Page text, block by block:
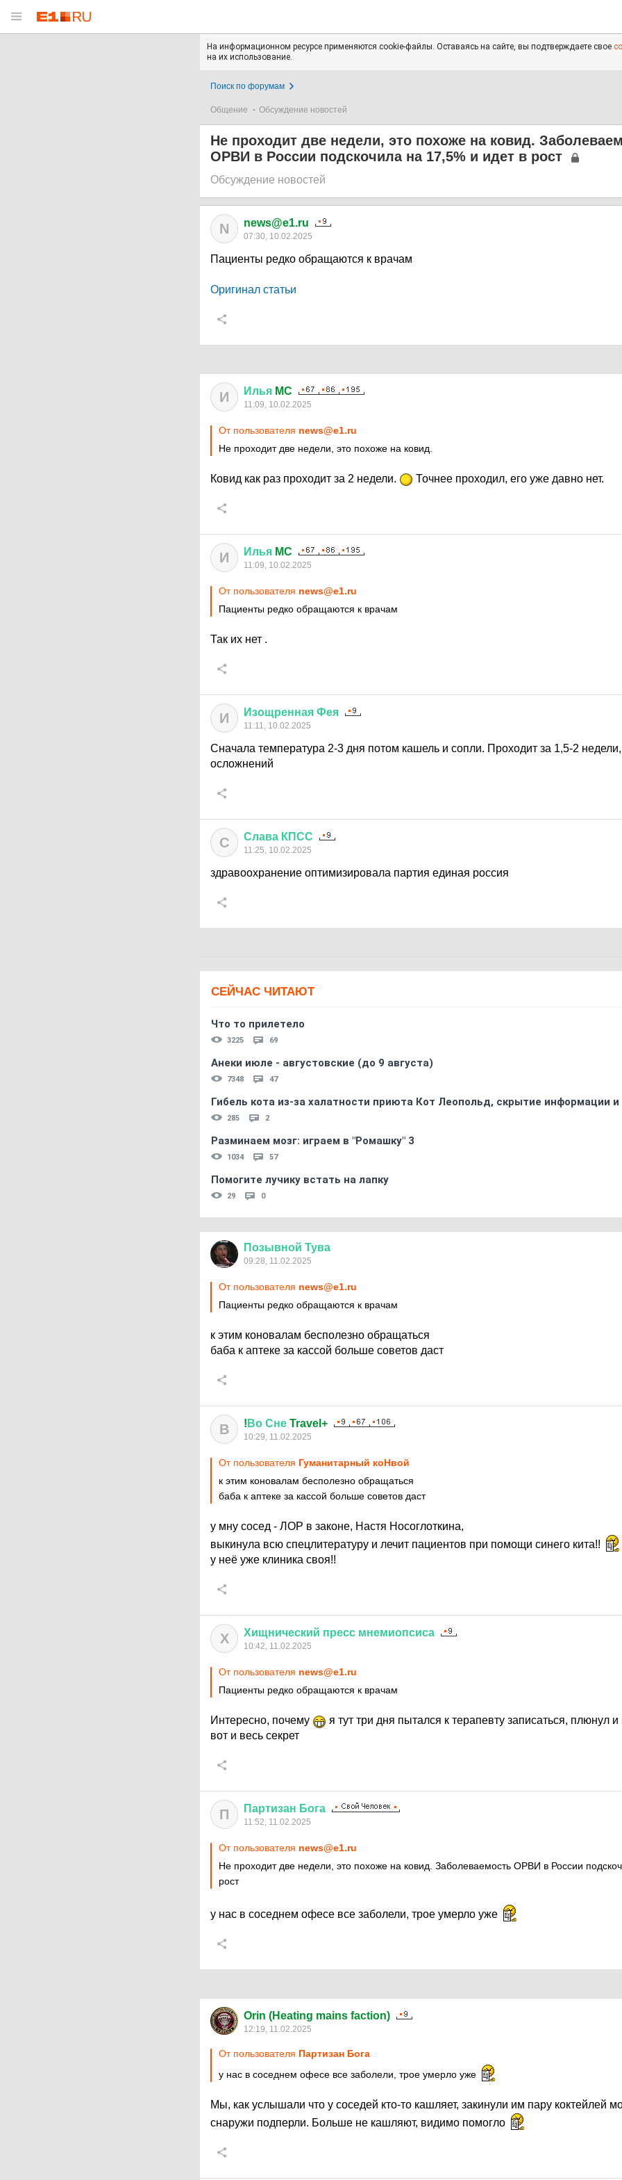
На информационном ресурсе применяются cookie-файлы. Оставаясь на сайте, вы подтверждаете свое
на их использование.
Поиск по форумам
Общение Обсуждение новостей
Не проходит две недели, это похоже на ковид.
ОРВИ в России подскочила на 17,5% и идет в рост
Обсуждение новостей
N news@e1.ru
07:30, 10.02.2025
Пациенты редко обращаются к врачам
Оригинал статьи
И Илья MC
11:09, 10.02.2025
От пользователя news@e1.ru
Не проходит две недели, это похоже на ковид.
Ковид как раз проходит за 2 недели. Точнее проходил, его уже давно нет.
И Илья MC
11:09, 10.02.2025
От пользователя news@e1.ru
Пациенты редко обращаются к врачам
Так их нет .
И Изощренная Фея
11:11, 10.02.2025
Сначала температура 2-3 дня потом кашель и сопли. Проходит за 1,5-2
осложнений
С Слава КПСС
11:25, 10.02.2025
здравоохранение оптимизировала партия единая россия
СЕЙЧАС ЧИТАЮТ
Что то прилетело
3225 69
Анеки июле - августовские (до 9 августа)
7348 47
Гибель кота из-за халатности приюта Кот Леопольд, скрытиe информации
285 2
Разминаем мозг: играем в "Ромашку" 3
1034 57
Помогите лучику встать на лапку
29 0
Позывной Тува
09:28, 11.02.2025
От пользователя news@e1.ru
Пациенты редко обращаются к врачам
к этим коновалам бесполезно обращаться
баба к аптеке за кассой больше советов даст
В ! Во Сне Travel+
10:29, 11.02.2025
От пользователя Гуманитарный коНвой
к этим коновалам бесполезно обращаться
баба к аптеке за кассой больше советов даст
у мну сосед - ЛОР в законе, Настя Носоглоткина,
выкинула всю спецлитературу и лечит пациентов при помощи синего кита!!
у неё уже клиника своя!!
Х Хищнический пресс мнемиопсиса
10:42, 11.02.2025
От пользователя news@e1.ru
Пациенты редко обращаются к врачам
Интересно, почему
я тут три дня пытался к терапевту записаться, плюнул
вот и весь секрет
П Партизан Бога
11:52, 11.02.2025
От пользователя news@e1.ru
Не проходит две недели, это похоже на ковид. Заболеваемость ОРВИ в России
рост
у нас в соседнем офесе все заболели, трое умерло уже
Orin (Heating mains faction)
12:19, 11.02.2025
От пользователя Партизан Бога
у нас в соседнем офесе все заболели, трое умерло уже
Мы, как услышали что у соседей кто-то кашляет, закинули им пару коктейлей
снаружи подперли. Больше не кашляют, видимо помогло